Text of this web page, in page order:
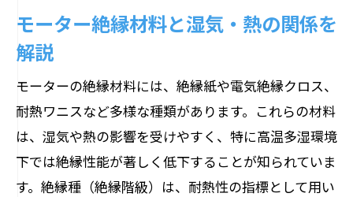
モーター絶縁材料と湿気・熱の関係を
解説
モーターの絶縁材料には、絶縁紙や電気絶縁クロス、
耐熱ワニスなど多様な種類があります。これらの材料
は、湿気や熱の影響を受けやすく、特に高温多湿環境
下では絶縁性能が著しく低下することが知られていま
す。絶縁種（絶縁階級）は、耐熱性の指標として用い